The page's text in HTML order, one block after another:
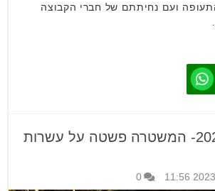
ועם נחיתתם של חברי הקבוצה
ליל סילבסטר 2023- המשטרה פשטה על עשרות
0